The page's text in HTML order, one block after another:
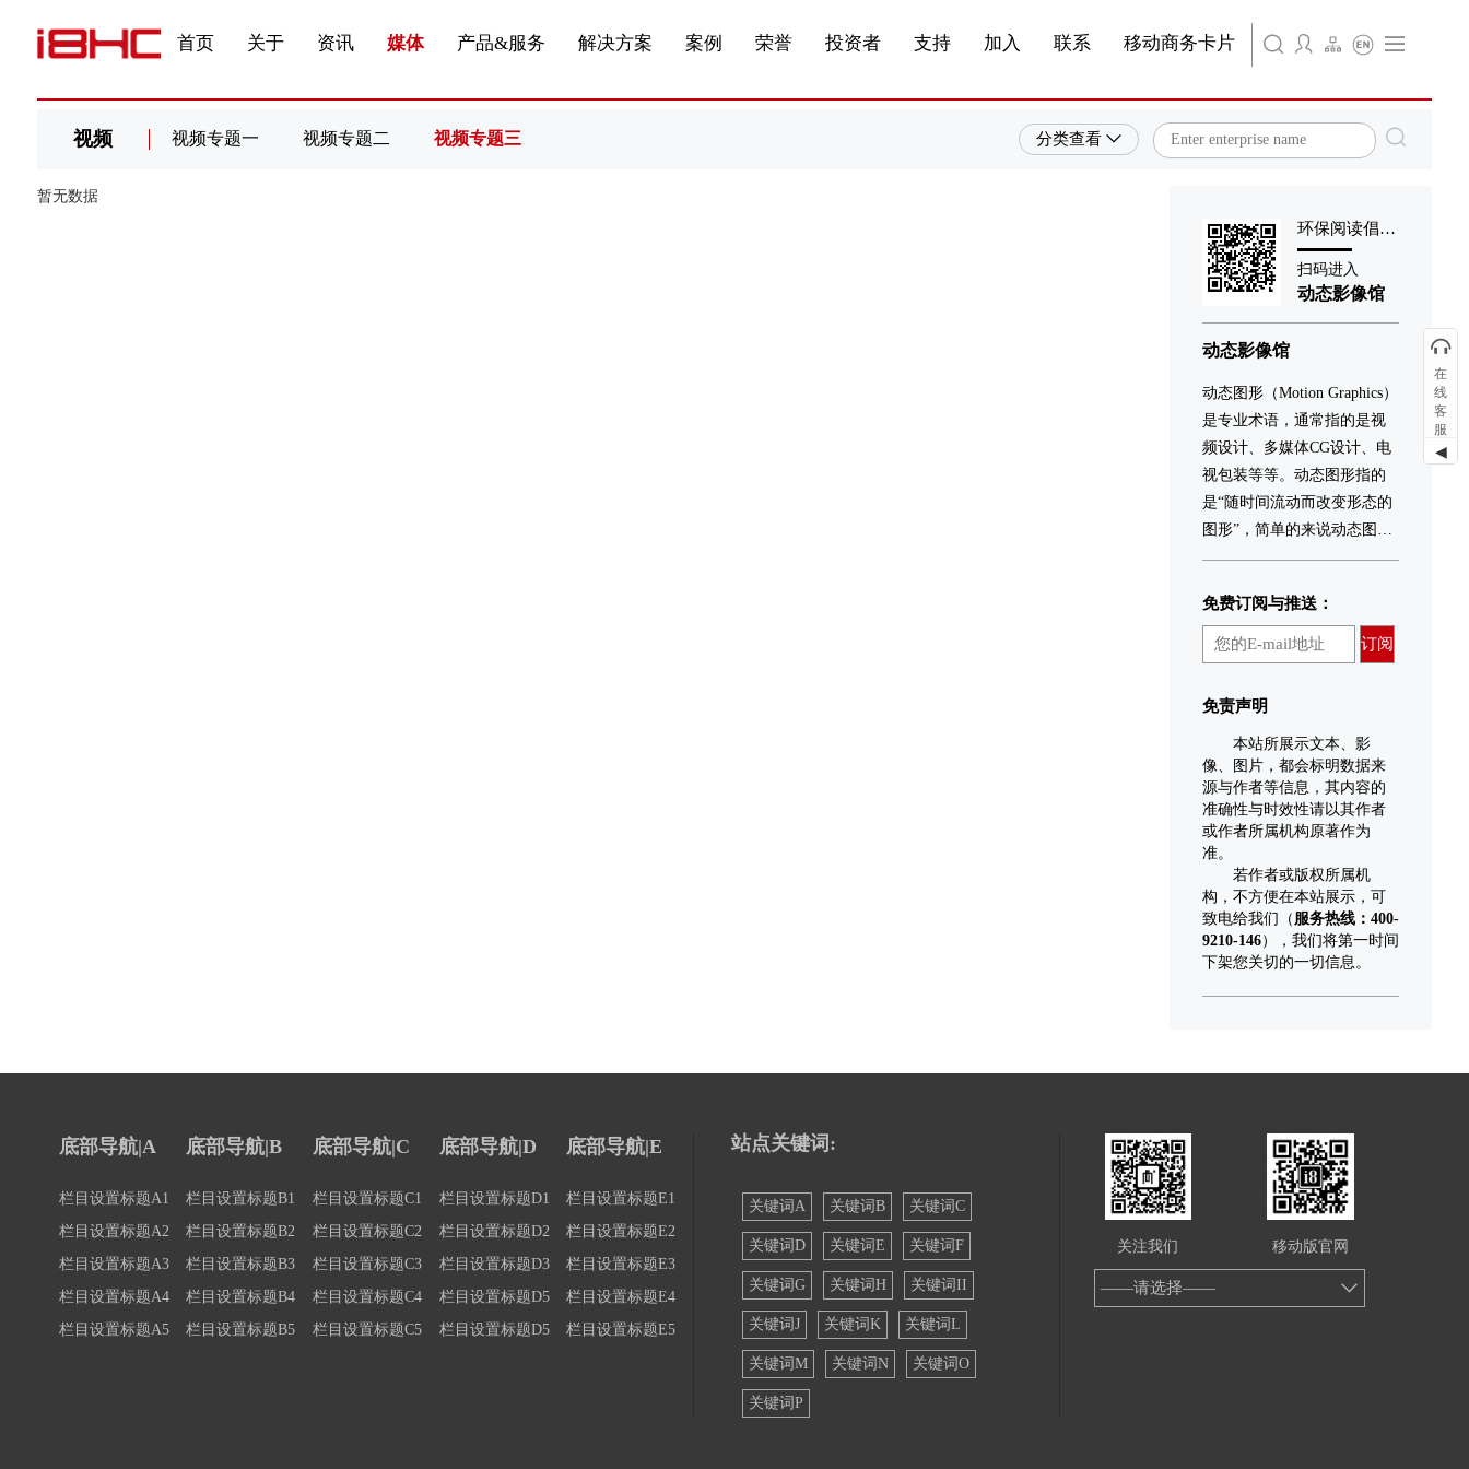
首页 关于
资讯
媒体
产品&服务 解决方案
案例
荣誉
投资者
支持
加入
联系
移动商务卡片
旗下公司名称四 English
视频 视频专题一 视频专题二 视频专题三 分类查看
暂无数据
环保阅读倡导者
扫码进入
动态影像馆
动态影像馆
动态图形（Motion Graphics）
是专业术语，通常指的是视
频设计、多媒体CG设计、电
视包装等等。动态图形指的
是“随时间流动而改变形态的
图形”，简单的来说动态图形
可以解释为会动的图形设
动态图形融合了平面设计、
动画设计和电影语言，它的
表现形式丰富多样，具有包
容性，总能和各种表现形式
形的主要应用领域集中于节
目频道包装、电影电视片
头、商业广告、MV、现场舞
台屏幕、互动装置等等。
免费订阅与推送：
订阅
免责声明
本站所展示文本、影
像、图片，都会标明数据来
源与作者等信息，其内容的
准确性与时效性请以其作者
或作者所属机构原著作为
准。
若作者或版权所属机
构，不方便在本站展示，可
致电给我们（ 服务热线：400-
9210-146），我们将第一时间
下架您关切的一切信息。
底部导航|A
栏目设置标题A1
栏目设置标题A2
栏目设置标题A3
栏目设置标题A4
栏目设置标题A5
底部导航|B
栏目设置标题B1
栏目设置标题B2
栏目设置标题B3
栏目设置标题B4
栏目设置标题B5
底部导航|C
栏目设置标题C1
栏目设置标题C2
栏目设置标题C3
栏目设置标题C4
栏目设置标题C5
底部导航|D
栏目设置标题D1
栏目设置标题D2
栏目设置标题D3
栏目设置标题D5
栏目设置标题D5
底部导航|E
栏目设置标题E1
栏目设置标题E2
栏目设置标题E3
栏目设置标题E4
栏目设置标题E5
站点关键词:
关键词A 关键词B 关键词C
关键词D 关键词E 关键词F
关键词G 关键词H 关键词II
关键词J 关键词K 关键词L
关键词M 关键词N 关键词O
关键词P
关注我们 移动版官网
——请选择——
在
线
客
服
◀